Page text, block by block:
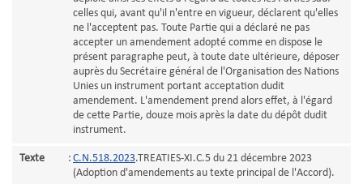
celles qui, avant qu'il n'entre en vigueur, déclarent qu'elles
ne l'acceptent pas. Toute Partie qui a déclaré ne pas
accepter un amendement adopté comme en dispose le
présent paragraphe peut, à toute date ultérieure, déposer
auprès du Secrétaire général de l'Organisation des Nations
Unies un instrument portant acceptation dudit
amendement. L'amendement prend alors effet, à l'égard
de cette Partie, douze mois après la date du dépôt dudit
instrument.
Texte : C.N.518.2023.TREATIES-XI.C.5 du 21 décembre 2023
(Adoption d'amendements au texte principal de l'Accord).